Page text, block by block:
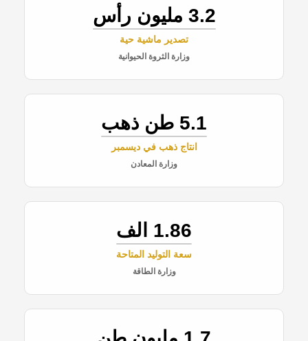
3.2 مليون رأس
تصدير ماشية حية
وزارة الثروة الحيوانية
5.1 طن ذهب
انتاج ذهب في ديسمبر
وزارة المعادن
1.86 الف
سعة التوليد المتاحة
وزارة الطاقة